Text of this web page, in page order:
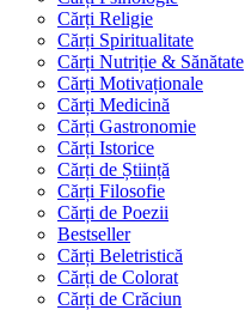
Cărți Religie
Cărți Spiritualitate
Cărți Nutriție & Sănătate
Cărți Motivaționale
Cărți Medicină
Cărți Gastronomie
Cărți Istorice
Cărți de Știință
Cărți Filosofie
Cărți de Poezii
Bestseller
Cărți Beletristică
Cărți de Colorat
Cărți de Crăciun